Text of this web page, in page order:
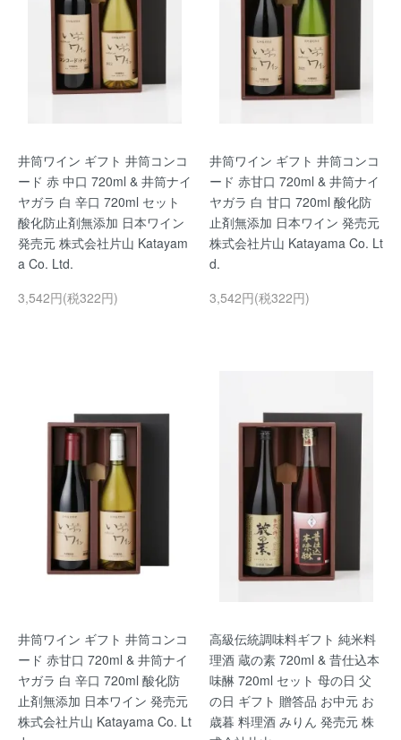
井筒ワイン ギフト 井筒コンコ
ード 赤 中口 720ml & 井筒ナイ
ヤガラ 白 辛口 720ml セット
酸化防止剤無添加 日本ワイン
発売元 株式会社片山 Katayam
a Co. Ltd.
3,542円(税322円)
井筒ワイン ギフト 井筒コンコ
ード 赤甘口 720ml & 井筒ナイ
ヤガラ 白 甘口 720ml 酸化防
止剤無添加 日本ワイン 発売元
株式会社片山 Katayama Co. Lt
d.
3,542円(税322円)
井筒ワイン ギフト 井筒コンコ
ード 赤甘口 720ml & 井筒ナイ
ヤガラ 白 辛口 720ml 酸化防
止剤無添加 日本ワイン 発売元
株式会社片山 Katayama Co. Lt
高級伝統調味料ギフト 純米料
理酒 蔵の素 720ml & 昔仕込本
味醂 720ml セット 母の日 父
の日 ギフト 贈答品 お中元 お
歳暮 料理酒 みりん 発売元 株